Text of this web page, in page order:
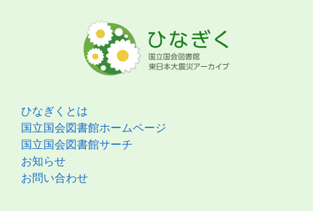
ひなぎくとは
国立国会図書館ホームページ
国立国会図書館サーチ
お知らせ
お問い合わせ